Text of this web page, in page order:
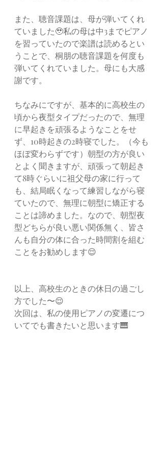
また、聴音課題は、母が弾いてくれ
ていました🥹私の母は中3までピアノ
を習っていたので楽譜は読めるとい
うことで、桐朋の聴音課題を何度も
弾いてくれていました。母にも大感
謝です。
ちなみにですが、基本的に高校生の
頃から夜型タイプだったので、無理
に早起きを頑張るようなことをせ
ず、10時起きの2時寝でした。（今も
ほぼ変わらずです）朝型の方が良い
とよく聞きますが、頑張って朝起き
て8時ぐらいに祖父母の家に行って
も、結局眠くなって練習しながら寝
ていたので、無理に朝型に矯正する
ことは諦めました。なので、朝型夜
型どちらが良い悪い関係無く、皆さ
んも自分の体に合った時間割を組む
ことをお勧めします😌
以上、高校生のときの休日の過ごし
方でした〜😌
次回は、私の使用ピアノの変遷につ
いてでも書きたいと思います🎹